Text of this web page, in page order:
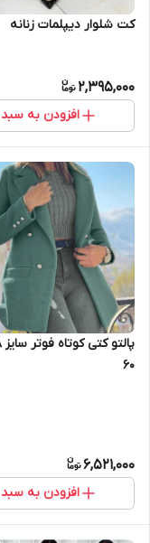
کت شلوار دیپلمات زنانه
2,395,000
افزودن به سبد
۶۰
6,521,000
افزودن به سبد